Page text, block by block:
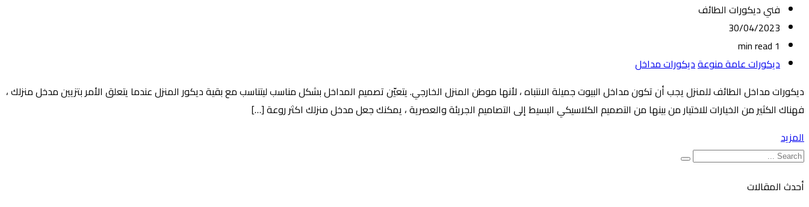
فني ديكورات الطائف
30/04/2023
1 min read
ديكورات عامة منوعةديكورات مداخل
ديكورات مداخل الطائف للمنزل يجب أن تكون مداخل البيوت جميلة الانتباه ، لأنها موطن المنزل الخارجي. يتعيّن تصميم المداخل بشكل مناسب ليتناسب مع بقية ديكور المنزل عندما يتعلق الأمر بتزيين مدخل منزلك ،
فهناك الكثير من الخيارات للاختيار من بينها من التصميم الكلاسيكي البسيط إلى التصاميم الجريئة والعصرية ، يمكنك جعل مدخل منزلك اكثر روعة […]
المزيد
أحدث المقالات